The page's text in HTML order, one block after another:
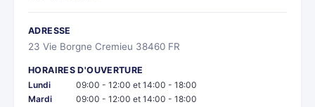
ADRESSE
23 Vie Borgne Cremieu 38460 FR
HORAIRES D'OUVERTURE
Lundi
09:00 - 12:00 et 14:00 - 18:00
Mardi
09:00 - 12:00 et 14:00 - 18:00